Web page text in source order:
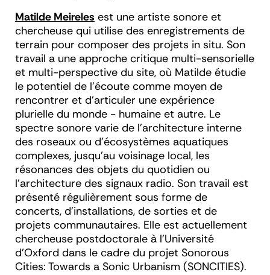
Matilde Meireles est une artiste sonore et
chercheuse qui utilise des enregistrements de
terrain pour composer des projets in situ. Son
travail a une approche critique multi-sensorielle
et multi-perspective du site, où Matilde étudie
le potentiel de l'écoute comme moyen de
rencontrer et d'articuler une expérience
plurielle du monde - humaine et autre. Le
spectre sonore varie de l’architecture interne
des roseaux ou d’écosystèmes aquatiques
complexes, jusqu’au voisinage local, les
résonances des objets du quotidien ou
l'architecture des signaux radio. Son travail est
présenté régulièrement sous forme de
concerts, d'installations, de sorties et de
projets communautaires. Elle est actuellement
chercheuse postdoctorale à l'Université
d'Oxford dans le cadre du projet Sonorous
Cities: Towards a Sonic Urbanism (SONCITIES).